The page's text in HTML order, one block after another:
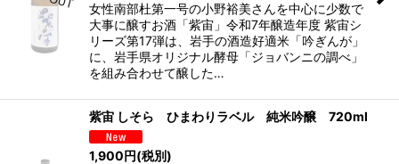
女性南部杜第一号の小野裕美さんを中心に少数で
大事に醸すお酒「紫宙」令和7年醸造年度 紫宙シ
リーズ第17弾は、岩手の酒造好適米「吟ぎんが」
に、岩手県オリジナル酵母「ジョバンニの調べ」
を組み合わせて醸した…
紫宙 しそら ひまわりラベル 純米吟醸 720ml
1,900円(税別)